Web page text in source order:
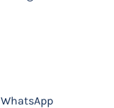
WhatsApp